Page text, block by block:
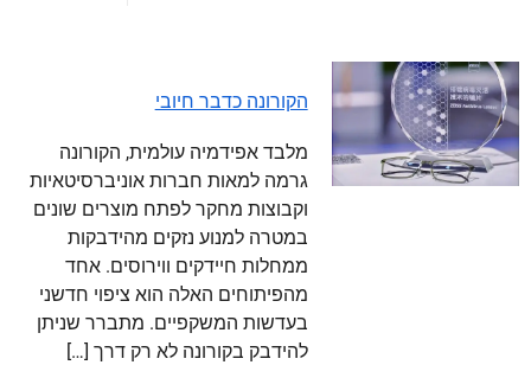
הקורונה כדבר חיובי
מלבד אפידמיה עולמית, הקורונה
גרמה למאות חברות אוניברסיטאיות
וקבוצות מחקר לפתח מוצרים שונים
במטרה למנוע נזקים מהידבקות
ממחלות חיידקים ווירוסים. אחד
מהפיתוחים האלה הוא ציפוי חדשני
בעדשות המשקפיים. מתברר שניתן
להידבק בקורונה לא רק דרך […]